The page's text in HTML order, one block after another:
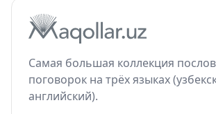
Самая большая коллекция
поговорок на трёх языках
английский).